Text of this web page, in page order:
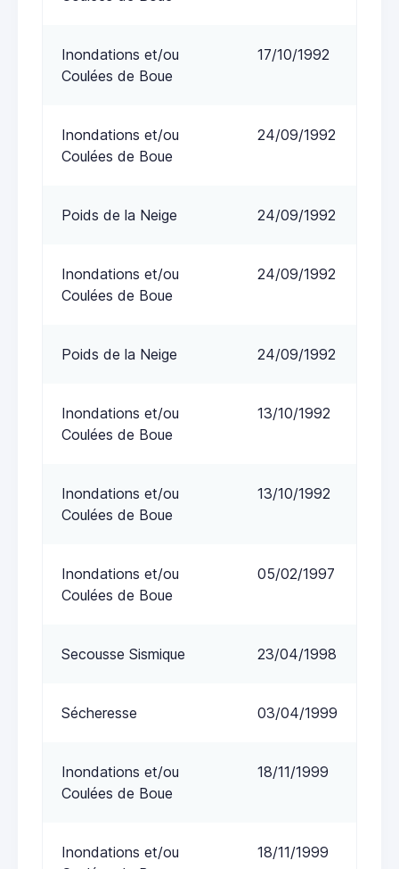
Inondations et/ou
Coulées de Boue
17/10/1992
Inondations et/ou
Coulées de Boue
24/09/1992
Poids de la Neige 24/09/1992
Inondations et/ou
Coulées de Boue
24/09/1992
Poids de la Neige 24/09/1992
Inondations et/ou
Coulées de Boue
13/10/1992
Inondations et/ou
Coulées de Boue
13/10/1992
Inondations et/ou
Coulées de Boue
05/02/1997
Secousse Sismique 23/04/1998
Sécheresse 03/04/1999
Inondations et/ou
Coulées de Boue
18/11/1999
Inondations et/ou
18/11/1999